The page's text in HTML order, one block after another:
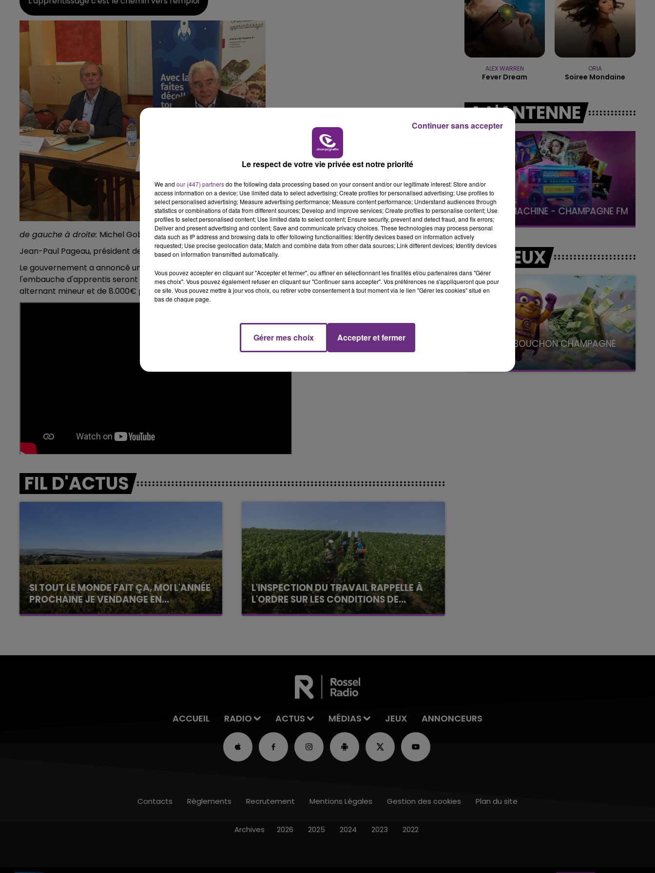
10h00 - 14h00
LE TICKET DE CAISSE
15h00 - 19h00
LE CLUB CHAMPAGNE FM
de gauche à droite: Michel Gobillot, président d'Almea
Jean-Paul Pageau, président de la
CCI Marne en Champagne
Le gouvernement a annoncé un vaste de plan de relance de l'apprentissage. Des aides financières à
l'embauche d'apprentis seront versées aux entreprises de moins de 250 salariés, de l'ordre de 5.000€ pour un
alternant mineur et de 8.000€ pour un majeur.
FIL D'ACTUS
SI TOUT LE MONDE FAIT ÇA, MOI L'ANNÉE
PROCHAINE JE VENDANGE EN...
La vendange en Champagne a débuté ce jeudi
L'INSPECTION DU TRAVAIL RAPPELLE À
L'ORDRE SUR LES CONDITIONS DE...
Alors que les dates de début des vendange
ALEX WARREN
Fever Dream
ORIA
Soiree Mondaine
A L'ANTENNE
14h00 - 15h00
La Radio Pop
15h00 - 19h00
Le Club Champagne FM
19h00 - 19h15
LA POP MACHINE - CHAMPAGNE FM
LES JEUX
LE SUPER BOUCHON CHAMPAGNE
avec La Famille Champagne FM, à 8H10
ACCUEIL RADIO ACTUS MÉDIAS JEUX ANNONCEURS
Contacts Règlements Recrutement Mentions Légales Gestion des cookies Plan du site
Archives 2026 2025 2024 2023 2022
Le respect de votre vie privée est notre priorité
We and our (447) partnersdo the following data processing based on your consent and/or our legitimate interest: Store and/or
access information on a device; Use limited data to select advertising; Create profiles for personalised advertising; Use profiles to
select personalised advertising; Measure advertising performance; Measure content performance; Understand audiences through
statistics or combinations of data from different sources; Develop and improve services; Create profiles to personalise content; Use
profiles to select personalised content; Use limited data to select content; Ensure security, prevent and detect fraud, and fix errors;
Deliver and present advertising and content; Save and communicate privacy choices. These technologies may process personal
data such as IP address and browsing data to offer following functionalities: Identify devices based on information actively
requested; Use precise geolocation data; Match and combine data from other data sources; Link different devices; Identify devices
based on information transmitted automatically.
Vous pouvez accepter en cliquant sur "Accepter et fermer", ou affiner en sélectionnant les finalités et/ou partenaires dans "Gérer
mes choix". Vous pouvez également refuser en cliquant sur "Continuer sans accepter". Vos préférences ne s'appliqueront que pour
ce site. Vous pouvez mettre à jour vos choix, ou retirer votre consentement à tout moment via le lien "Gérer les cookies" situé en
bas de chaque page.
Gérer mes choix Accepter et fermer
Continuer sans accepter